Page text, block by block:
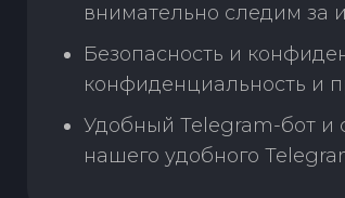
внимательно следим за
Безопасность и
конфиденциальность и
Удобный Telegram-бот и
нашего удобного